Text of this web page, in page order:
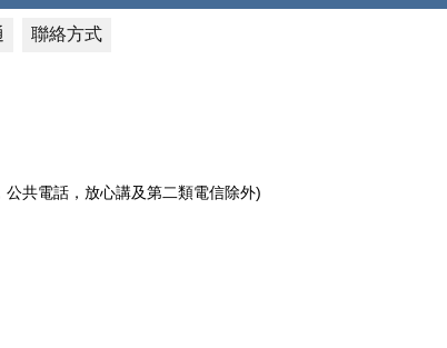
聯絡方式
共電話，放心講及第二類電信除外)